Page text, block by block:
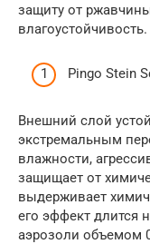
защиту от
Pingo Stein
Внешний слой
экстремальным
влажности,
защищает от
выдерживает
его эффект длится
аэрозоли объемом